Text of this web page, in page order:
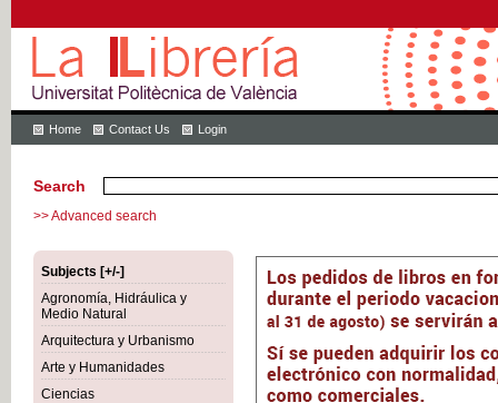
Home Contact Us Login
Search
>> Advanced search
Subjects [+/-]
Agronomía, Hidráulica y
Medio Natural
Arquitectura y Urbanismo
Arte y Humanidades
Ciencias